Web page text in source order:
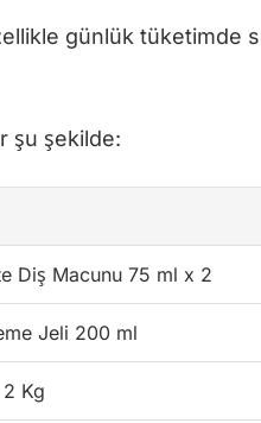
günlük tüketimde
şu şekilde:
Diş Macunu 75 ml x 2
Jeli 200 ml
Kg